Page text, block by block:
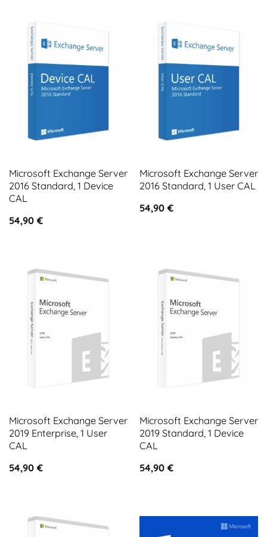
Microsoft Exchange Server
2016 Standard, 1 Device
CAL
54,90 €
Microsoft Exchange Server
2016 Standard, 1 User CAL
54,90 €
Microsoft Exchange Server
2019 Enterprise, 1 User
CAL
54,90 €
Microsoft Exchange Server
2019 Standard, 1 Device
CAL
54,90 €